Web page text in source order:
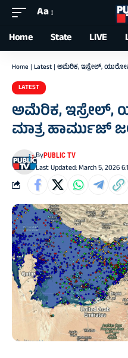
Font
Resizer
Aa
Home State LIVE
Home | Latest | ಅಮೆರಿಕ, ಇಸ್ರೇಲ್‌, ಯುರೋಪ್‌
LATEST
ಅಮೆರಿಕ, ಇಸ್ರೇಲ್‌,
ಮಾತ್ರ ಹಾರ್ಮುಜ್
Last Updated: March 5, 2026
ByPUBLIC TV